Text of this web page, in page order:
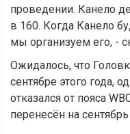
проведении. Канело
в 160. Когда Канело
мы организуем его, -
Ожидалось, что
сентябре этого года,
отказался от пояса
перенесён на